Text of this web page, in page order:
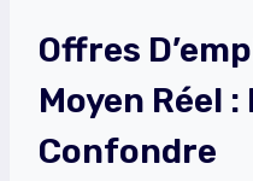
Offres
Moyen Réel :
Confondre